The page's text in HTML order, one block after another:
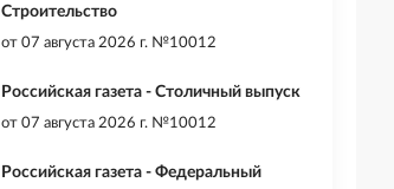
Строительство
от 07 августа 2026 г. №10012
Российская газета - Столичный выпуск
от 07 августа 2026 г. №10012
Российская газета - Федеральный